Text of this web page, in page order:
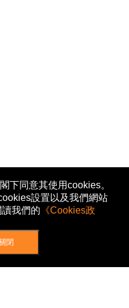
下同意其使用cookies。
設置以及我們網站
我們的 《Cookies政
閉